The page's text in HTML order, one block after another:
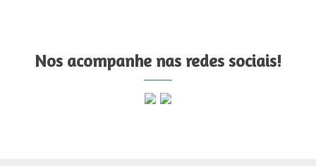
Nos acompanhe nas redes sociais!